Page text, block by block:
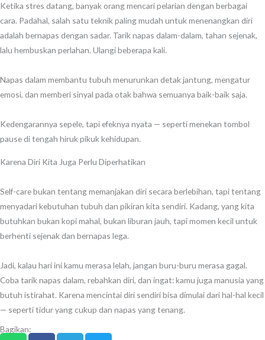
Ketika stres datang, banyak orang mencari pelarian dengan berbagai
cara. Padahal, salah satu teknik paling mudah untuk menenangkan diri
adalah bernapas dengan sadar. Tarik napas dalam-dalam, tahan sejenak,
lalu hembuskan perlahan. Ulangi beberapa kali.
Napas dalam membantu tubuh menurunkan detak jantung, mengatur
emosi, dan memberi sinyal pada otak bahwa semuanya baik-baik saja.
Kedengarannya sepele, tapi efeknya nyata — seperti menekan tombol
pause di tengah hiruk pikuk kehidupan.
Karena Diri Kita Juga Perlu Diperhatikan
Self-care bukan tentang memanjakan diri secara berlebihan, tapi tentang
menyadari kebutuhan tubuh dan pikiran kita sendiri. Kadang, yang kita
butuhkan bukan kopi mahal, bukan liburan jauh, tapi momen kecil untuk
berhenti sejenak dan bernapas lega.
Jadi, kalau hari ini kamu merasa lelah, jangan buru-buru merasa gagal.
Coba tarik napas dalam, rebahkan diri, dan ingat: kamu juga manusia yang
butuh istirahat. Karena mencintai diri sendiri bisa dimulai dari hal-hal kecil
— seperti tidur yang cukup dan napas yang tenang.
Bagikan: